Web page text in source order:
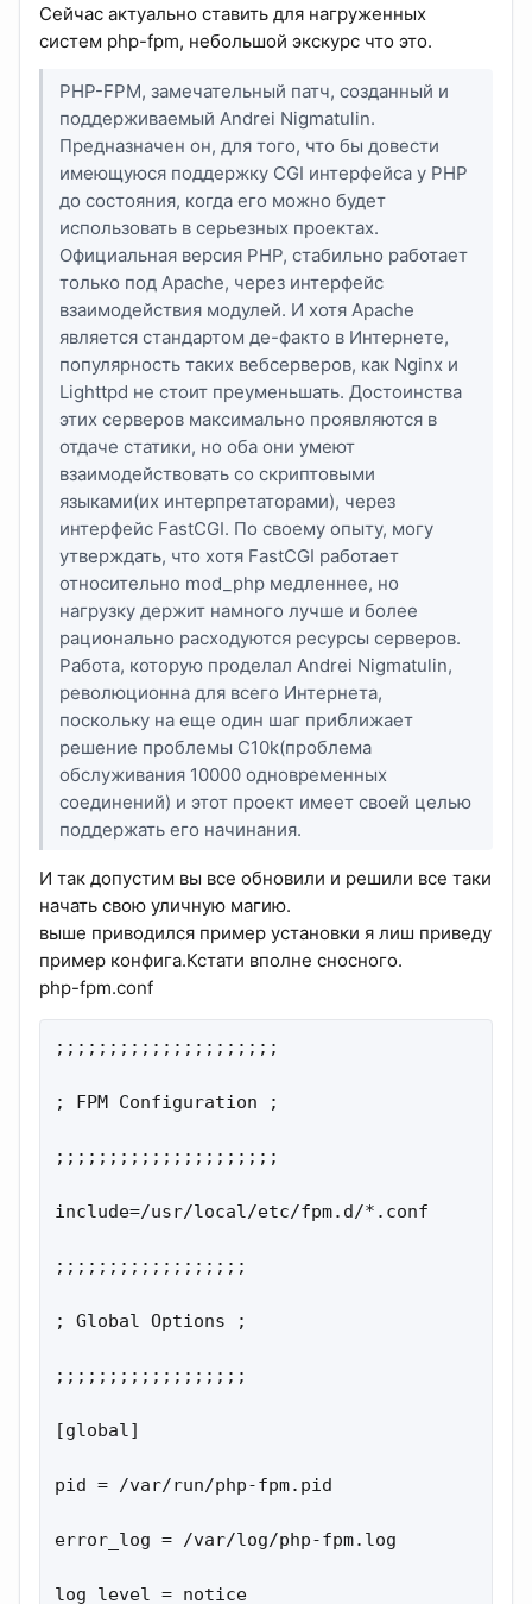
Сейчас актуально ставить для нагруженных
систем php-fpm, небольшой экскурс что это.
PHP-FPM, замечательный патч, созданный и
поддерживаемый Andrei Nigmatulin.
Предназначен он, для того, что бы довести
имеющуюся поддержку CGI интерфейса у PHP
до состояния, когда его можно будет
использовать в серьезных проектах.
Официальная версия PHP, стабильно работает
только под Apache, через интерфейс
взаимодействия модулей. И хотя Apache
является стандартом де-факто в Интернете,
популярность таких вебсерверов, как Nginx и
Lighttpd не стоит преуменьшать. Достоинства
этих серверов максимально проявляются в
отдаче статики, но оба они умеют
взаимодействовать со скриптовыми
языками(их интерпретаторами), через
интерфейс FastCGI. По своему опыту, могу
утверждать, что хотя FastCGI работает
относительно mod_php медленнее, но
нагрузку держит намного лучше и более
рационально расходуются ресурсы серверов.
Работа, которую проделал Andrei Nigmatulin,
революционна для всего Интернета,
поскольку на еще один шаг приближает
решение проблемы C10k(проблема
обслуживания 10000 одновременных
соединений) и этот проект имеет своей целью
поддержать его начинания.
И так допустим вы все обновили и решили все таки
начать свою уличную магию.
выше приводился пример установки я лиш приведу
пример конфига.Кстати вполне сносного.
php-fpm.conf
;;;;;;;;;;;;;;;;;;;;;
; FPM Configuration ;
;;;;;;;;;;;;;;;;;;;;;
include=/usr/local/etc/fpm.d/*.conf
;;;;;;;;;;;;;;;;;;
; Global Options ;
;;;;;;;;;;;;;;;;;;
[global]
pid = /var/run/php-fpm.pid
error_log = /var/log/php-fpm.log
log_level = notice